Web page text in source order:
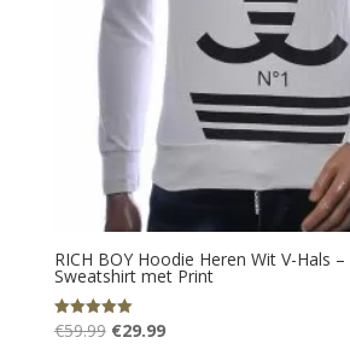
RICH BOY Hoodie Heren Wit V-Hals
Sweatshirt met Print
Gewaardeerd
5.00
€59.99 Oorspronkelijke
€29.99Huidige